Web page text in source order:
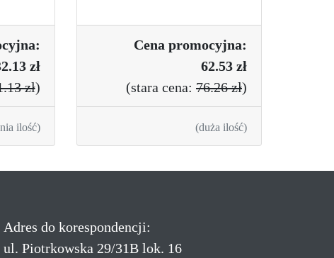
cyjna:
zł
zł)
ilość)
Cena promocyjna:
62.53 zł
(stara cena: 76.26 zł)
(duża ilość)
Adres do korespondencji:
ul. Piotrkowska 29/31B lok. 16